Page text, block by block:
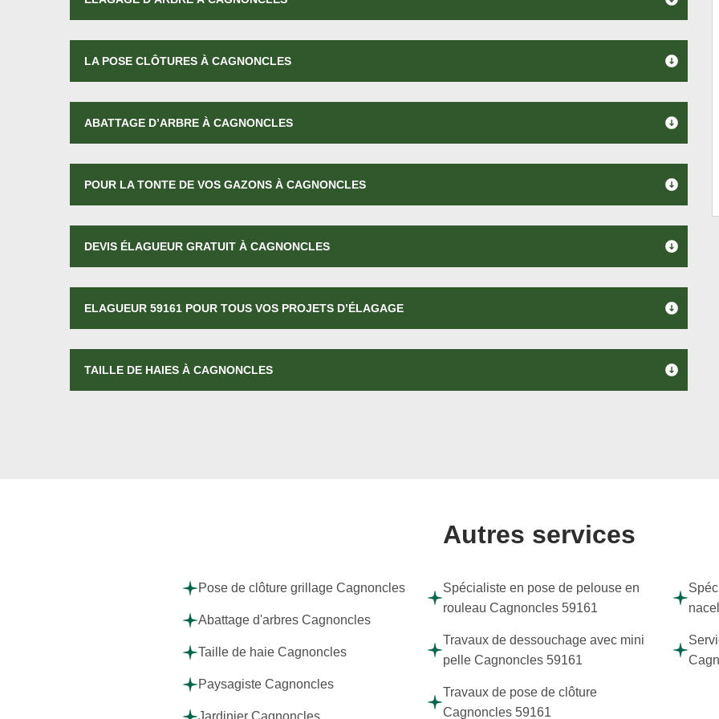
LA POSE CLÔTURES À CAGNONCLES
ABATTAGE D’ARBRE À CAGNONCLES
POUR LA TONTE DE VOS GAZONS À CAGNONCLES
DEVIS ÉLAGUEUR GRATUIT À CAGNONCLES
ELAGUEUR 59161 POUR TOUS VOS PROJETS D’ÉLAGAGE
TAILLE DE HAIES À CAGNONCLES
Autres services
Pose de clôture grillage Cagnoncles
Abattage d'arbres Cagnoncles
Taille de haie Cagnoncles
Paysagiste Cagnoncles
Jardinier Cagnoncles
Spécialiste en pose de pelouse en
rouleau Cagnoncles 59161
Travaux de dessouchage avec mini
pelle Cagnoncles 59161
Travaux de pose de clôture
Cagnoncles 59161